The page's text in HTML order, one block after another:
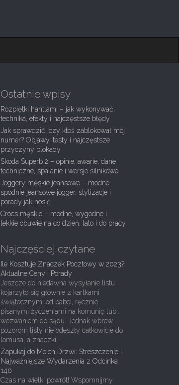
Ostatnie wpisy
Rozpiętki hantlami – jak wykonywać,
technika, efekty i najczęstsze błędy
Jak sprawdzić, czy ktoś zablokował mój
numer? Objawy, testy i najczęstsze
przyczyny blokady
Skoda Superb 2 – opinie, awarie, dane
techniczne, spalanie i wersje silnikowe
Joggery męskie jeansowe – modne
spodnie jeansowe jogger, stylizacje i
porady jak nosić
Crocs męskie – modne, wygodne i
lekkie obuwie na co dzień, lato i do pracy
Najczęściej czytane
Ile Kosztuje Znaczek Pocztowy w 2023?
Aktualne Ceny i Porady
Jeszcze do niedawna wysyłanie listu
kojarzyło się głównie z kartkami
świątecznymi od babci, ręcznie
pisanymi życzeniami na komunię lub…
wezwaniem do sądu. Jednak wbrew
pozorom listy nie odeszły całkowicie do
lamusa, a znaczki …
Zapukaj do Moich Drzwi: Streszczenie i
Najważniejsze Wydarzenia z Odcinka
140
Czas na wielki powrót! Wspomnijmy